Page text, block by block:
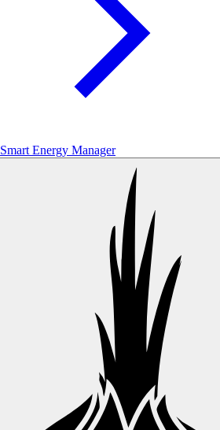
Smart Energy Manager